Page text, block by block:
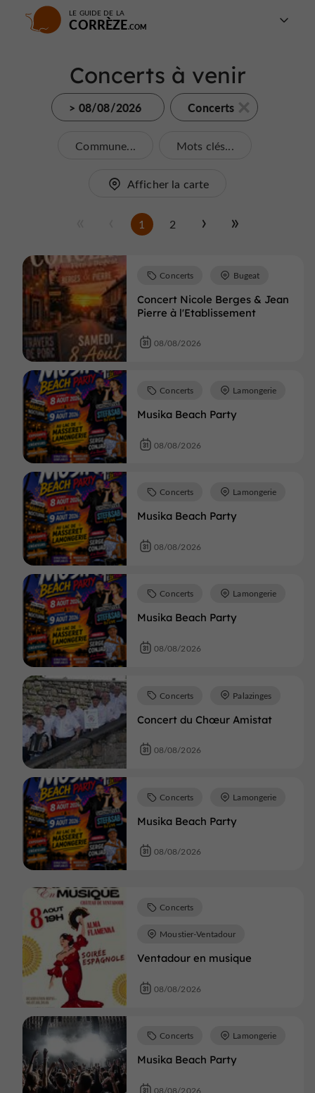
LE GUIDE DE LA
CORRÈZE
Concerts à venir
> 08/08/2026 Concerts
Commune... Mots clés...
Afficher la carte
1 2
Concert Nicole Berges & Jean
Pierre à l'Etablissement
Concerts Bugeat
08/08/2026
Musika Beach Party
Concerts Lamongerie
08/08/2026
Musika Beach Party
Concerts Lamongerie
08/08/2026
Musika Beach Party
Concerts Lamongerie
08/08/2026
Concert du Chœur Amistat
Concerts Palazinges
08/08/2026
Musika Beach Party
Concerts Lamongerie
08/08/2026
Ventadour en musique
Concerts
Moustier-Ventadour
08/08/2026
Musika Beach Party
Concerts Lamongerie
08/08/2026